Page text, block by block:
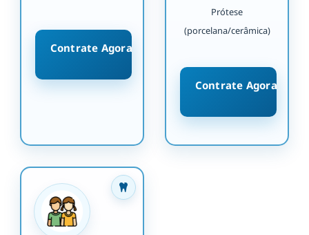
Contrate Agora
Prótese
(porcelana/cerâmica)
Contrate Agora